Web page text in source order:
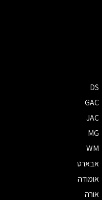
DS
GAC
JAC
MG
WM
אבארט
אומודה
אורה